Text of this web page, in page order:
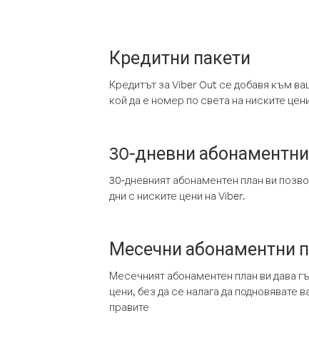
Кредитни пакети
Кредитът за Viber Out се добавя към
кой да е номер по света на ниските
30-дневни
30-дневният абонаментен план ви
дни с ниските цени на Viber.
Месечни абонаментни
Месечният абонаментен план ви дава
цени, без да се налага да
правите